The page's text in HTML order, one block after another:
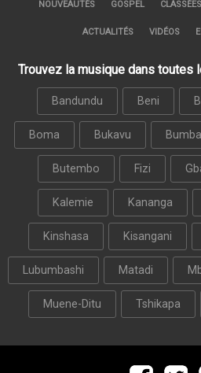
NOUVEAUTÉS GOSPEL
ACTUALITÉS VIDÉOS
Trouvez la musique dans toutes
Bandundu Beni
Boma Bukavu Bumba
Butembo Fizi
Kalemie Kananga
Kinshasa Kisangani
Lubumbashi Matadi
Muene-Ditu Tshikapa